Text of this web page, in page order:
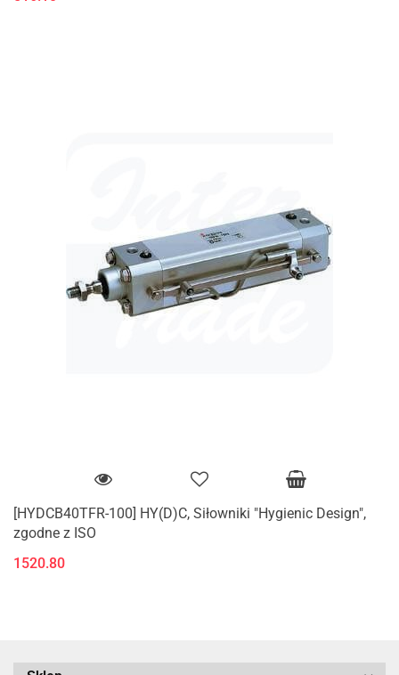
[HYDCB40TFR-100] HY(D)C, Siłowniki "Hygienic Design",
zgodne z ISO
1520.80